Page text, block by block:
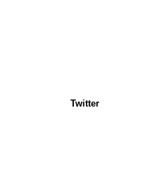
Twitter